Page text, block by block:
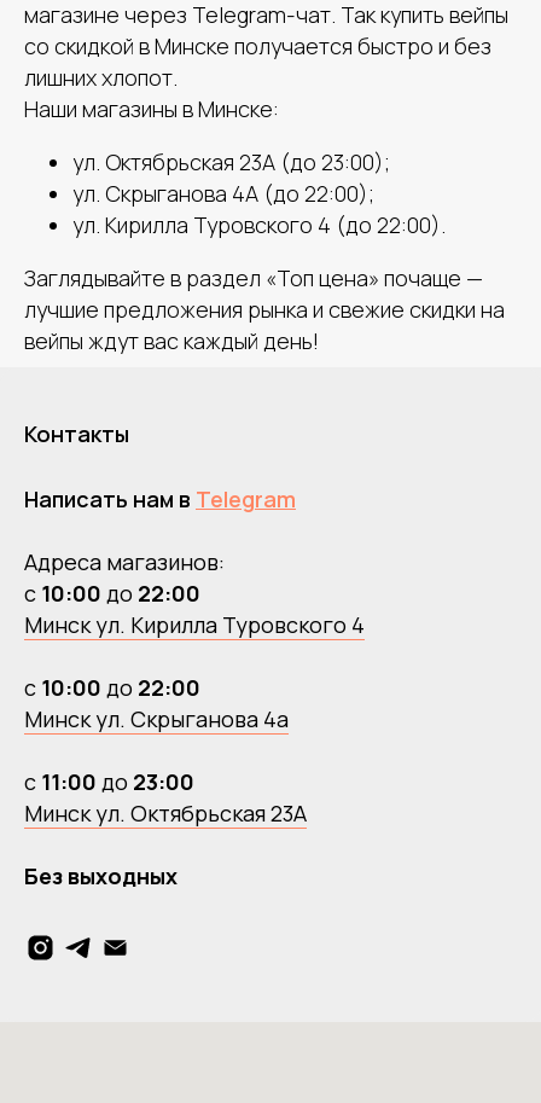
магазине через Telegram-чат. Так купить вейпы
со скидкой в Минске получается быстро и без
лишних хлопот.
Наши магазины в Минске:
ул. Октябрьская 23А (до 23:00);
ул. Скрыганова 4А (до 22:00);
ул. Кирилла Туровского 4 (до 22:00).
Заглядывайте в раздел «Топ цена» почаще —
лучшие предложения рынка и свежие скидки на
вейпы ждут вас каждый день!
Контакты
Написать нам в Telegram
Адреса магазинов:
с 10:00 до 22:00
Минск ул. Кирилла Туровского 4
с 10:00 до 22:00
Минск ул. Скрыганова 4а
с 11:00 до 23:00
Минск ул. Октябрьская 23А
Без выходных